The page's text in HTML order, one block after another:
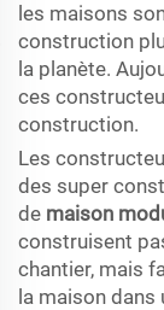
les maisons
construction
la planète.
ces
construction.
Les
des super
de maison
construisent
chantier, mais
la maison